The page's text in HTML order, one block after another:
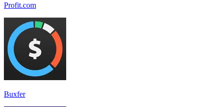
Profit.com
Buxfer